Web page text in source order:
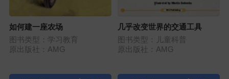
如何建一座农场
图书类型：学习教育
原出版社：AMG
几乎改变世界的交通工具
图书类型：儿童科普
原出版社：AMG